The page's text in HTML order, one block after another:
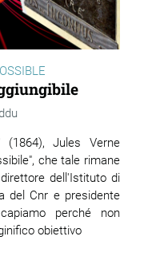
Jules Verne
che tale rimane
dell'Istituto di
del Cnr e presidente
perché non
obiettivo